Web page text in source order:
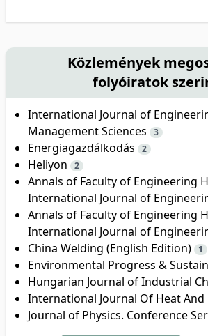
Közlemények
folyóiratok
International Journal of
Management Sciences
3
Energiagazdálkodás 2
Heliyon 2
Annals of Faculty of Engineering
International Journal of
Annals of Faculty of Engineering
International Journal of
China Welding (English Edition) 1
Environmental Progress &
Hungarian Journal of Industrial
International Journal Of Heat And
Journal of Physics. Conference